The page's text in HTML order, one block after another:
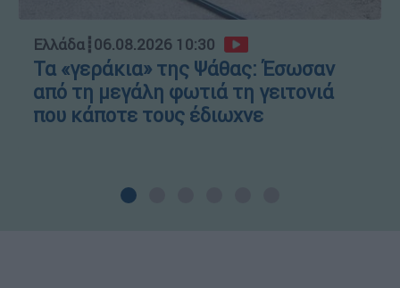
Ελλάδα┋06.08.2026 10:30
Τα «γεράκια» της Ψάθας: Έσωσαν
από τη μεγάλη φωτιά τη γειτονιά
που κάποτε τους έδιωχνε